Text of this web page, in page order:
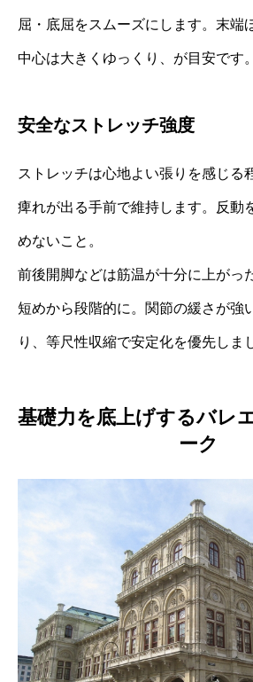
屈・底屈をスムーズにします。末端
中心は大きくゆっくり、が目安です。
安全なストレッチ強度
ストレッチは心地よい張りを感じる
痺れが出る手前で維持します。反動
めないこと。
前後開脚などは筋温が十分に上がっ
短めから段階的に。関節の緩さが強
り、等尺性収縮で安定化を優先しま
基礎力を底上げするバレ
ーク